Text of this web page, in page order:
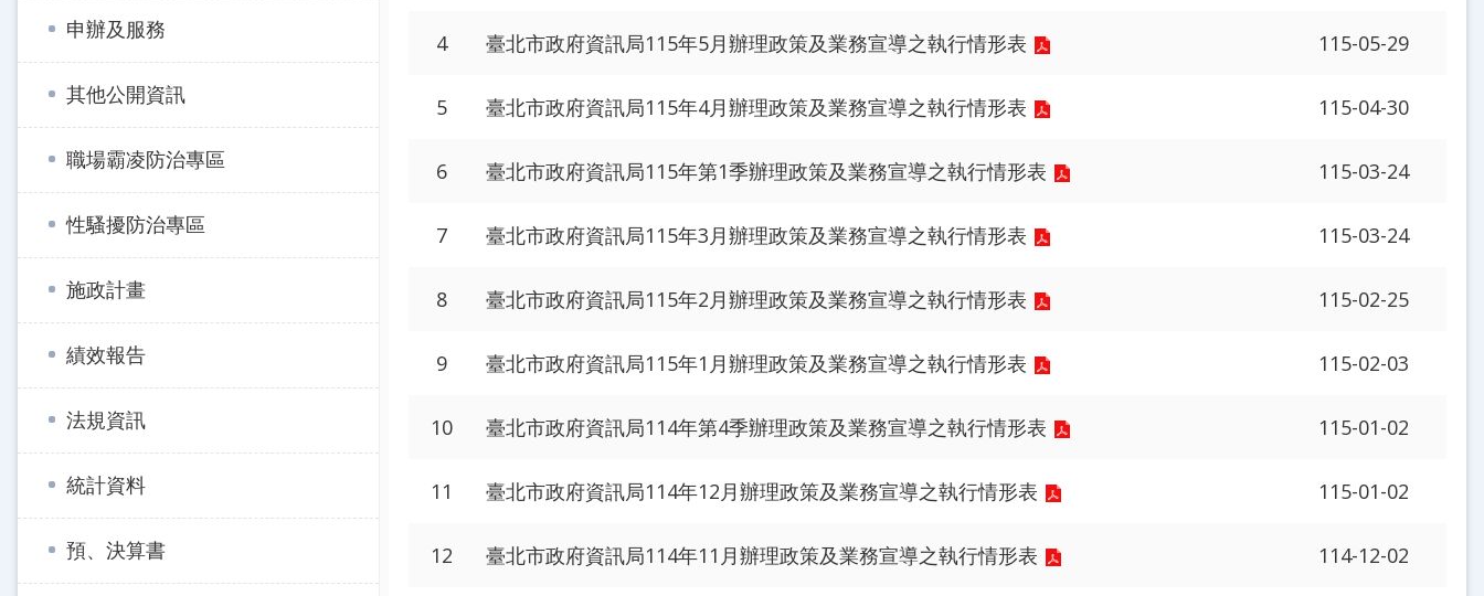
申辦及服務
其他公開資訊
職場霸凌防治專區
性騷擾防治專區
施政計畫
績效報告
法規資訊
統計資料
預、決算書
4 臺北市政府資訊局115年5月辦理政策及業務宣導之執行情形表 115-05-29
5 臺北市政府資訊局115年4月辦理政策及業務宣導之執行情形表 115-04-30
6 臺北市政府資訊局115年第1季辦理政策及業務宣導之執行情形表 115-03-24
7 臺北市政府資訊局115年3月辦理政策及業務宣導之執行情形表 115-03-24
8 臺北市政府資訊局115年2月辦理政策及業務宣導之執行情形表 115-02-25
9 臺北市政府資訊局115年1月辦理政策及業務宣導之執行情形表 115-02-03
10 臺北市政府資訊局114年第4季辦理政策及業務宣導之執行情形表 115-01-02
11 臺北市政府資訊局114年12月辦理政策及業務宣導之執行情形表 115-01-02
12 臺北市政府資訊局114年11月辦理政策及業務宣導之執行情形表 114-12-02